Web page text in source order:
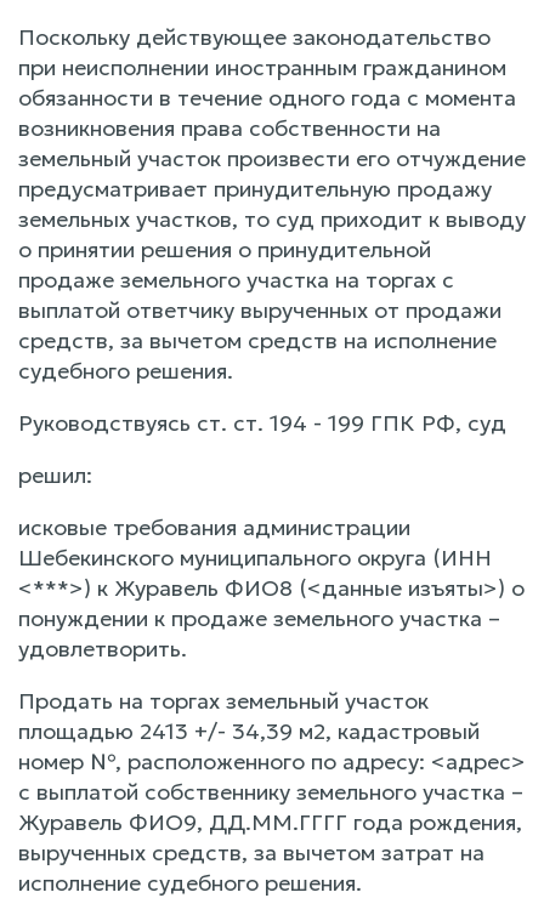
Поскольку действующее законодательство
при неисполнении иностранным гражданином
обязанности в течение одного года с момента
возникновения права собственности на
земельный участок произвести его отчуждение
предусматривает принудительную продажу
земельных участков, то суд приходит к выводу
о принятии решения о принудительной
продаже земельного участка на торгах с
выплатой ответчику вырученных от продажи
средств, за вычетом средств на исполнение
судебного решения.
Руководствуясь ст. ст. 194 - 199 ГПК РФ, суд
решил:
исковые требования администрации
Шебекинского муниципального округа (ИНН
<***>) к Журавель ФИО8 (<данные изъяты>) о
понуждении к продаже земельного участка –
удовлетворить.
Продать на торгах земельный участок
площадью 2413 +/- 34,39 м2, кадастровый
номер №, расположенного по адресу: <адрес>
с выплатой собственнику земельного участка –
Журавель ФИО9, ДД.ММ.ГГГГ года рождения,
вырученных средств, за вычетом затрат на
исполнение судебного решения.